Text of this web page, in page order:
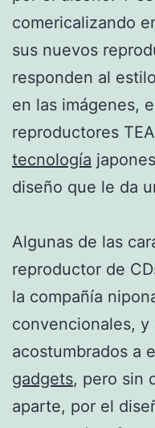
comericalizando
sus nuevos
responden al
en las imágenes,
reproductores
tecnología
diseño que le da
Algunas de las
reproductor de
la compañía
convencionales, y
acostumbrados a
gadgets, pero sin
aparte, por el